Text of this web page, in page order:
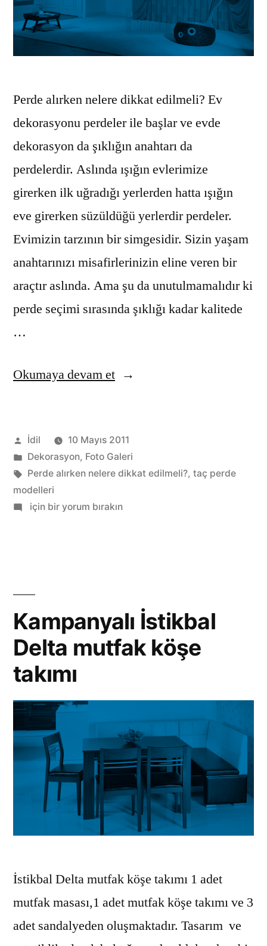
Perde alırken nelere dikkat edilmeli? Ev
dekorasyonu perdeler ile başlar ve evde
dekorasyon da şıklığın anahtarı da
perdelerdir. Aslında ışığın evlerimize
girerken ilk uğradığı yerlerden hatta ışığın
eve girerken süzüldüğü yerlerdir perdeler.
Evimizin tarzının bir simgesidir. Sizin yaşam
anahtarınızı misafirlerinizin eline veren bir
araçtır aslında. Ama şu da unutulmamalıdır ki
perde seçimi sırasında şıklığı kadar kalitede
…
Okumaya devam et“Perde
noktaları”
Gönderen:
İdil
10 Mayıs 2011
Kategori:
Dekorasyon, Foto Galeri
Etiketler:
Perde alırken nelere dikkat edilmeli?, taç perde
modelleri
Perde
için bir yorum bırakın
Kampanyalı İstikbal
Delta mutfak köşe
takımı
İstikbal Delta mutfak köşe takımı 1 adet
mutfak masası,1 adet mutfak köşe takımı ve 3
adet sandalyeden oluşmaktadır. Tasarım ve